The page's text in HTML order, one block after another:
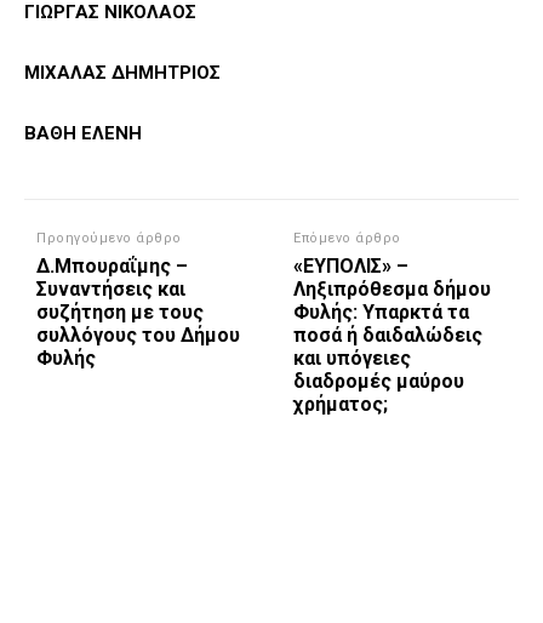
ΓΙΩΡΓΑΣ ΝΙΚΟΛΑΟΣ
ΜΙΧΑΛΑΣ ΔΗΜΗΤΡΙΟΣ
ΒΑΘΗ ΕΛΕΝΗ
Προηγούμενο άρθρο
Δ.Μπουραΐμης –
Συναντήσεις και
συζήτηση με τους
συλλόγους του Δήμου
Φυλής
Επόμενο άρθρο
«ΕΥΠΟΛΙΣ» –
Ληξιπρόθεσμα δήμου
Φυλής: Υπαρκτά τα
ποσά ή δαιδαλώδεις
και υπόγειες
διαδρομές μαύρου
χρήματος;